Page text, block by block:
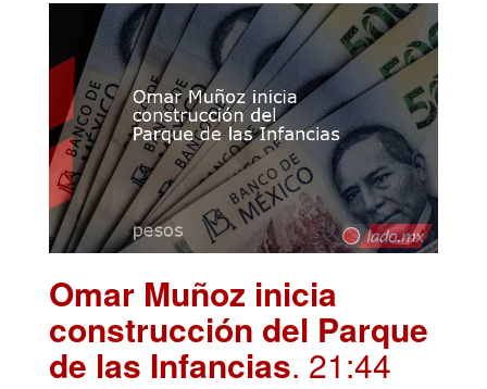
Omar Muñoz inicia
construcción del Parque
de las Infancias. 21:44